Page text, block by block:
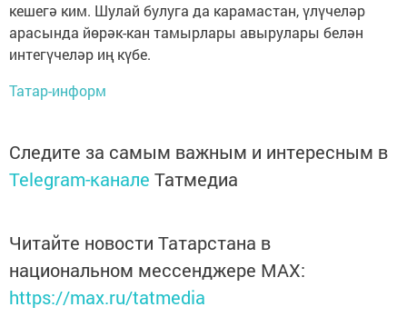
кешегә ким. Шулай булуга да карамастан, үлүчеләр
арасында йөрәк-кан тамырлары авырулары белән
интегүчеләр иң күбе.
Татар-информ
Следите за самым важным и интересным в
Telegram-канале Татмедиа
Читайте новости Татарстана в
национальном мессенджере MАХ:
https://max.ru/tatmedia